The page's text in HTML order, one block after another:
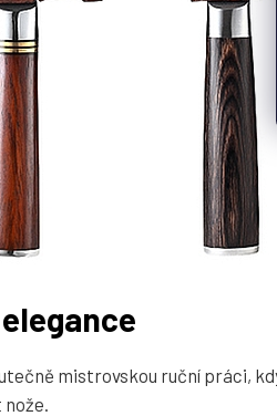
mistrovskou ruční práci,